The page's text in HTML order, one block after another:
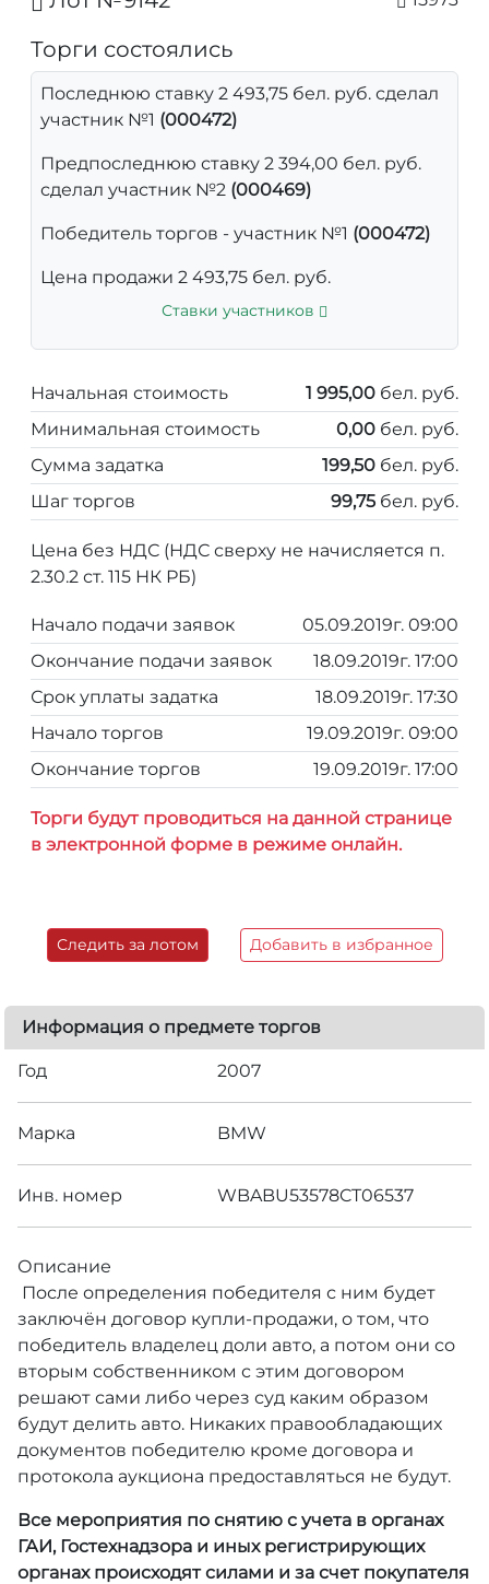
Торги состоялись
Последнюю ставку 2 493,75 бел. руб. сделал
участник №1 (000472)
Предпоследнюю ставку 2 394,00 бел. руб.
сделал участник №2 (000469)
Победитель торгов - участник №1 (000472)
Цена продажи 2 493,75 бел. руб.
Ставки участников
Начальная стоимость 1 995,00 бел. руб.
Минимальная стоимость
0,00 бел. руб.
Сумма задатка
199,50 бел. руб.
Шаг торгов
99,75 бел. руб.
Цена без НДС (НДС сверху не начисляется п.
2.30.2 ст. 115 НК РБ)
Начало подачи заявок
05.09.2019г. 09:00
Окончание подачи заявок
18.09.2019г. 17:00
Срок уплаты задатка
18.09.2019г. 17:30
Начало торгов
19.09.2019г. 09:00
Окончание торгов
19.09.2019г. 17:00
Торги будут проводиться на данной странице
в электронной форме в режиме онлайн.
Следить за лотом Добавить в избранное
Информация о предмете торгов
Год 2007
Марка BMW
Инв. номер WBABU53578CT06537
Описание
После определения победителя с ним будет
заключён договор купли-продажи, о том, что
победитель владелец доли авто, а потом они со
вторым собственником с этим договором
решают сами либо через суд каким образом
будут делить авто. Никаких правообладающих
документов победителю кроме договора и
протокола аукциона предоставляться не будут.
Все мероприятия по снятию с учета в органах
ГАИ, Гостехнадзора и иных регистрирующих
органах происходят силами и за счет покупателя